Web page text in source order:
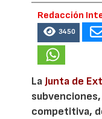
Redacción
3450
LaJunta de
competitiva,